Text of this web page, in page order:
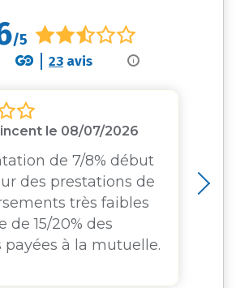
i
/5
23 avis
le 08/07/2026
de 7/8% début
des prestations de
très faibles
de 15/20% des
payées à la mutuelle.